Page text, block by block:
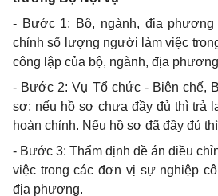
- Bước 1: Bộ, ngành, địa
chỉnh số lượng người làm việc
công lập của bộ, ngành, địa
- Bước 2: Vụ Tổ chức - Biên chế,
sơ; nếu hồ sơ chưa đầy đủ thì trả
hoàn chỉnh. Nếu hồ sơ đã đầy đủ
- Bước 3: Thẩm định đề án điều
việc trong các đơn vị sự nghiệp
địa phương.